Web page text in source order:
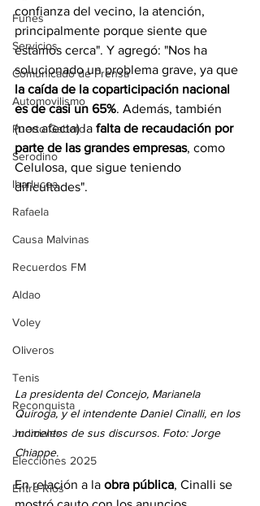
Funes
Servicios
Comunicado de Prensa
Automovilismo
Puerto Gaboto
Serodino
Ibarlucea
Rafaela
Causa Malvinas
Recuerdos FM
Aldao
Voley
Oliveros
Tenis
Reconquista
Judiciales
Elecciones 2025
Entre Ríos
confianza del vecino, la atención,
principalmente porque siente que
estamos cerca". Y agregó: "Nos ha
solucionado un problema grave, ya que
la caída de la coparticipación nacional
es de casi un 65%. Además, también
(nos afecta) la falta de recaudación por
parte de las grandes empresas, como
Celulosa, que sigue teniendo
dificultades".
La presidenta del Concejo, Marianela
Quiroga, y el intendente Daniel Cinalli, en los
momentos de sus discursos. Foto: Jorge
Chiappe.
En relación a la obra pública, Cinalli se